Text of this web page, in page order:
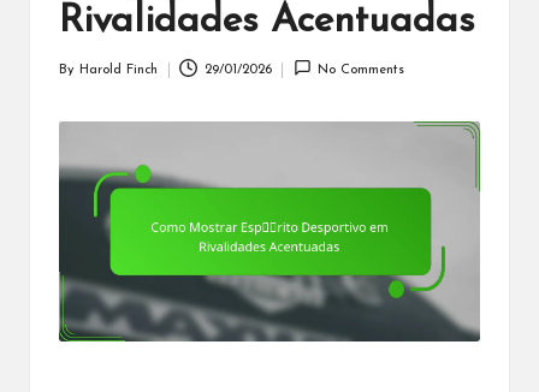
Rivalidades Acentuadas
By Harold Finch 29/01/2026 No Comments